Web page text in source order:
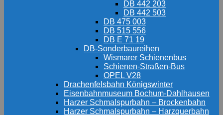
DB 442 203
DB 442 503
DB 475 003
DB 515 556
DB E 71 19
DB-Sonderbaureihen
Wismarer Schienenbus
Schienen-Straßen-Bus
OPEL V28
Drachenfelsbahn Königswinter
Eisenbahnmuseum Bochum-Dahlhausen
Harzer Schmalspurbahn – Brockenbahn
Harzer Schmalspurbahn – Harzquerbahn